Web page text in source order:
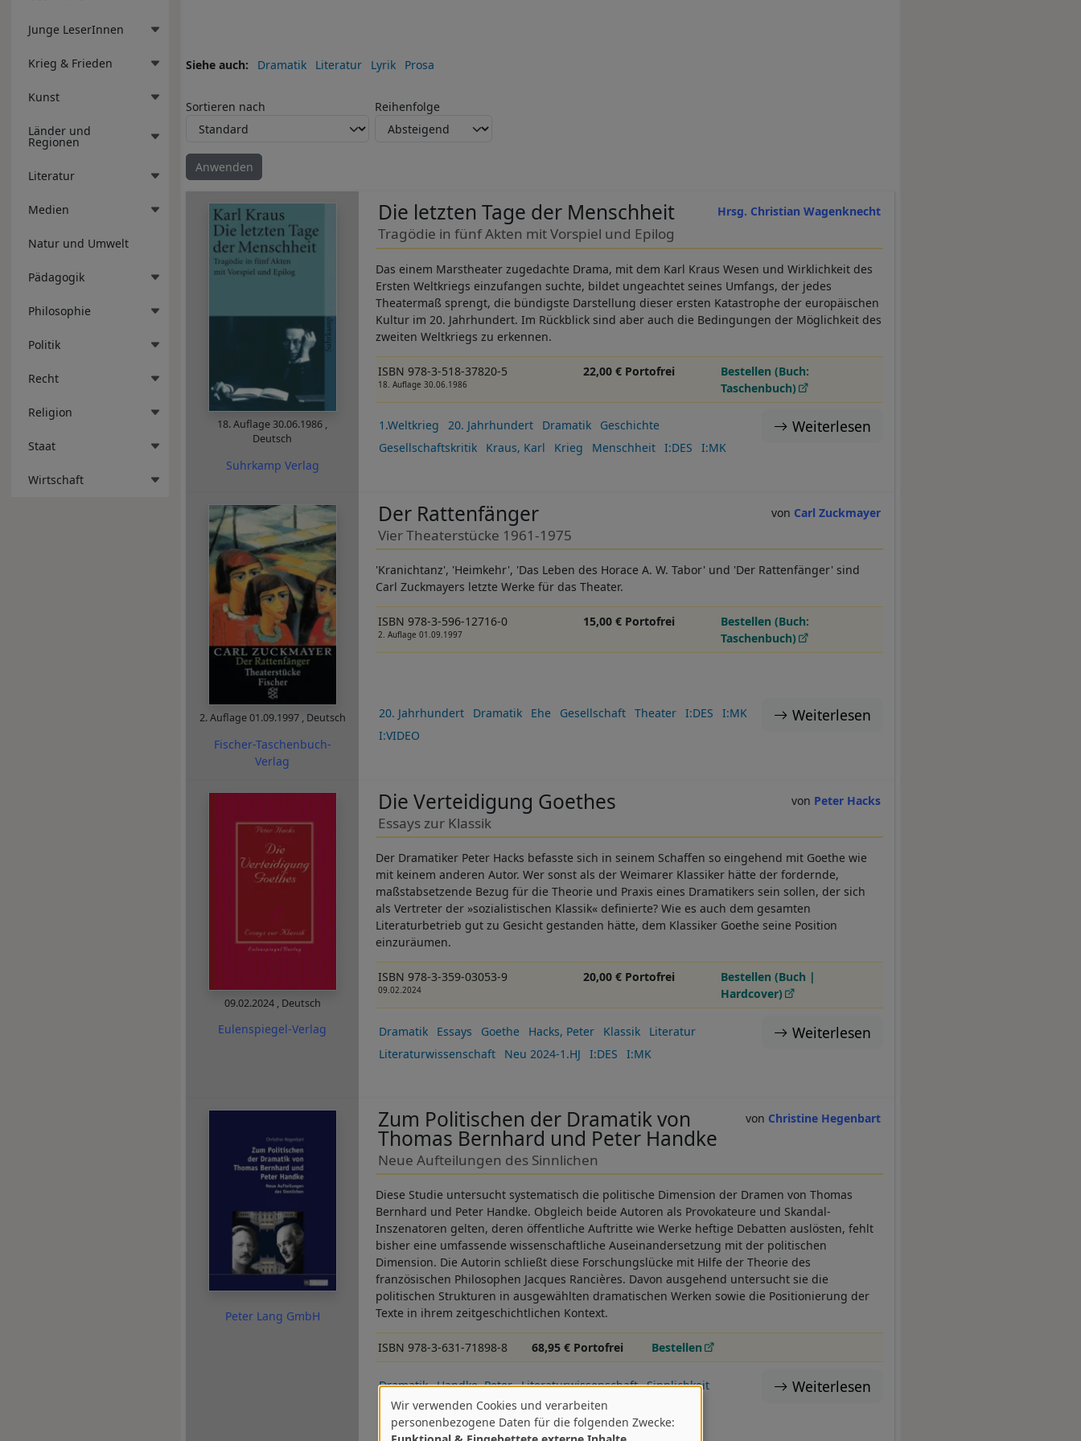
Junge LeserInnen
Krieg & Frieden
Kunst
Länder und
Regionen
Literatur
Medien
Natur und Umwelt
Pädagogik
Philosophie
Politik
Recht
Religion
Staat
Wirtschaft
Siehe auch Dramatik Literatur Lyrik Prosa
Sortieren nach Reihenfolge
18. Auflage 30.06.1986 ,
Deutsch
Suhrkamp Verlag
Hrsg. Christian Wagenknecht
Die letzten Tage der Menschheit
Tragödie in fünf Akten mit Vorspiel und Epilog
Das einem Marstheater zugedachte Drama, mit dem Karl Kraus Wesen und Wirklichkeit des
Ersten Weltkriegs einzufangen suchte, bildet ungeachtet seines Umfangs, der jedes
Theatermaß sprengt, die bündigste Darstellung dieser ersten Katastrophe der europäischen
Kultur im 20. Jahrhundert. Im Rückblick sind aber auch die Bedingungen der Möglichkeit des
zweiten Weltkriegs zu erkennen.
ISBN 978-3-518-37820-5
18. Auflage 30.06.1986
22,00 € Portofrei
Bestellen (Buch:
Taschenbuch)
Weiterlesen
1.Weltkrieg 20. Jahrhundert Dramatik
Geschichte
Gesellschaftskritik
Kraus, Karl Krieg Menschheit I:DES I:MK
2. Auflage01.09.1997 , Deutsch
Fischer-Taschenbuch-
Verlag
Carl Zuckmayer
Der Rattenfänger
Vier Theaterstücke 1961-1975
'Kranichtanz', 'Heimkehr', 'Das Leben des Horace A. W. Tabor' und 'Der Rattenfänger' sind
Carl Zuckmayers letzte Werke für das Theater.
ISBN 978-3-596-12716-0
2. Auflage 01.09.1997
15,00 € Portofrei
Bestellen (Buch:
Taschenbuch)
Weiterlesen
20. Jahrhundert Dramatik Ehe Gesellschaft Theater I:DES
I:MK
I:VIDEO
09.02.2024 , Deutsch
Eulenspiegel-Verlag
Peter Hacks
Die Verteidigung Goethes
Essays zur Klassik
Der Dramatiker Peter Hacks befasste sich in seinem Schaffen so eingehend mit Goethe wie
mit keinem anderen Autor. Wer sonst als der Weimarer Klassiker hätte der fordernde,
maßstabsetzende Bezug für die Theorie und Praxis eines Dramatikers sein sollen, der sich
als Vertreter der »sozialistischen Klassik« definierte? Wie es auch dem gesamten
Literaturbetrieb gut zu Gesicht gestanden hätte, dem Klassiker Goethe seine Position
einzuräumen.
ISBN 978-3-359-03053-9
09.02.2024
20,00 € Portofrei
Bestellen (Buch |
Hardcover)
Weiterlesen
Dramatik Essays Goethe Hacks, Peter Klassik
Literatur
Literaturwissenschaft
Neu 2024-1.HJ I:DES I:MK
Peter Lang GmbH
Christine Hegenbart
Zum Politischen der Dramatik von
Thomas Bernhard und Peter Handke
Neue Aufteilungen des Sinnlichen
Diese Studie untersucht systematisch die politische Dimension der Dramen von Thomas
Bernhard und Peter Handke. Obgleich beide Autoren als Provokateure und Skandal-
Inszenatoren gelten, deren öffentliche Auftritte wie Werke heftige Debatten auslösten, fehlt
bisher eine umfassende wissenschaftliche Auseinandersetzung mit der politischen
Dimension. Die Autorin schließt diese Forschungslücke mit Hilfe der Theorie des
französischen Philosophen Jacques Rancières. Davon ausgehend untersucht sie die
politischen Strukturen in ausgewählten dramatischen Werken sowie die Positionierung der
Texte in ihrem zeitgeschichtlichen Kontext.
ISBN 978-3-631-71898-8 68,95 € Portofrei Bestellen
Weiterlesen
Dramatik Handke, Peter Literaturwissenschaft Sinnlichkeit
Theater Neu 2017-1.HJ I:DES I:MK
Verwendung
Wir verwenden Cookies und verarbeiten
personenbezogene Daten für die folgenden Zwecke: